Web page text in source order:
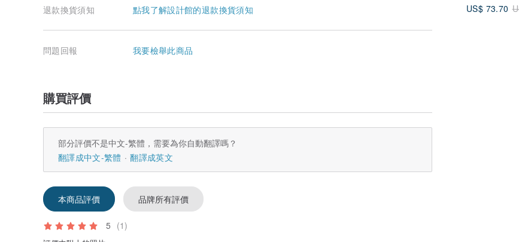
US$ 73.70
退款換貨須知 點我了解設計館的退款換貨須知
問題回報 我要檢舉此商品
購買評價
部分評價不是中文-繁體，需要為你自動翻譯嗎？
翻譯成中文-繁體
翻譯成英文
本商品評價 品牌所有評價
5 (1)